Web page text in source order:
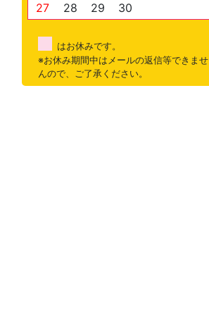
27
28 29 30
はお休みです。
※お休み期間中はメールの返信等できませ
んので、ご了承ください。